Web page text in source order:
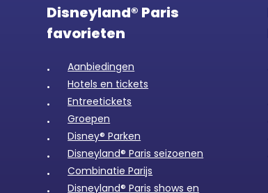
Disneyland® Paris
favorieten
Aanbiedingen
Hotels en tickets
Entreetickets
Groepen
Disney® Parken
Disneyland® Paris seizoenen
Combinatie Parijs
Disneyland® Paris shows en